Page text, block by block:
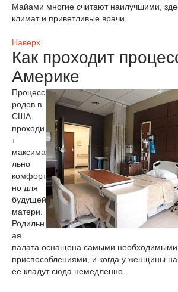
Майами многие считают наилучшими,
климат и приветливые врачи.
Наверх
Как проходит
Америке
Процесс
родов в
США
проходи
т
максима
льно
комфорт
но для
будущей
матери.
Родильн
ая
палата оснащена самыми необходимыми
приспособлениями, и когда у женщины
ее кладут сюда немедленно.